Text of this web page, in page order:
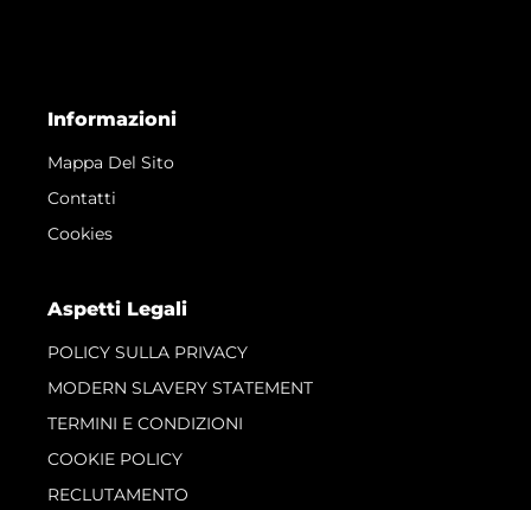
Informazioni
Mappa Del Sito
Contatti
Cookies
Aspetti Legali
POLICY SULLA PRIVACY
MODERN SLAVERY STATEMENT
TERMINI E CONDIZIONI
COOKIE POLICY
RECLUTAMENTO